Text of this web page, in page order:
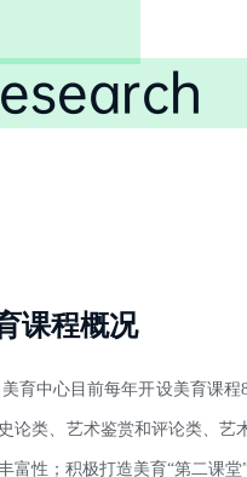
课程概况
美育中心目前每年开设美育课
论类、艺术鉴赏和评论类、艺
富性；积极打造美育“第二课